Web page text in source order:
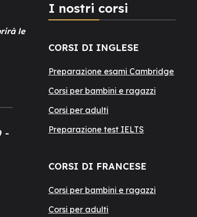
le
-
I nostri corsi
CORSI DI INGLESE
Preparazione esami Cambridge
Corsi per bambini e ragazzi
Corsi per adulti
Preparazione test IELTS
CORSI DI FRANCESE
Corsi per bambini e ragazzi
Corsi per adulti